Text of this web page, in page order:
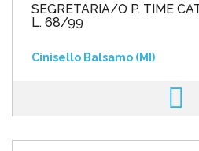
SEGRETARIA/O P. TIME
L. 68/99
Cinisello Balsamo (MI)